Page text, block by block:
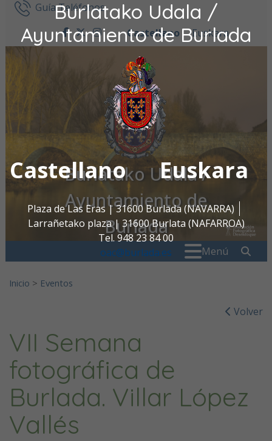
Burlatako Udala /
Ayuntamiento de Burlada
Castellano Euskara
Plaza de Las Eras | 31600 Burlada (NAVARRA)
Larrañetako plaza | 31600 Burlata (NAFARROA)
Tel. 948 23 84 00
oac@burlada.es
Ir al contenidoGuía Teléfonos
facebook
twitter
instagram
Castellano Euskara
Burlatako Udala /
Ayuntamiento de
Burlada
Menú
Inicio > Eventos
Volver
VII Semana
fotográfica de
Burlada. Villar López
Vallés